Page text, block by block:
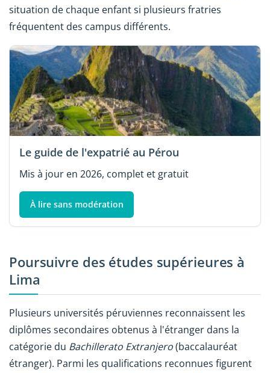
situation de chaque enfant si plusieurs fratries
fréquentent des campus différents.
Le guide de l'expatrié au Pérou
Mis à jour en 2026, complet et gratuit
À lire sans modération
Poursuivre des études supérieures à
Lima
Plusieurs universités péruviennes reconnaissent les
diplômes secondaires obtenus à l'étranger dans la
catégorie du Bachillerato Extranjero(baccalauréat
étranger). Parmi les qualifications reconnues figurent